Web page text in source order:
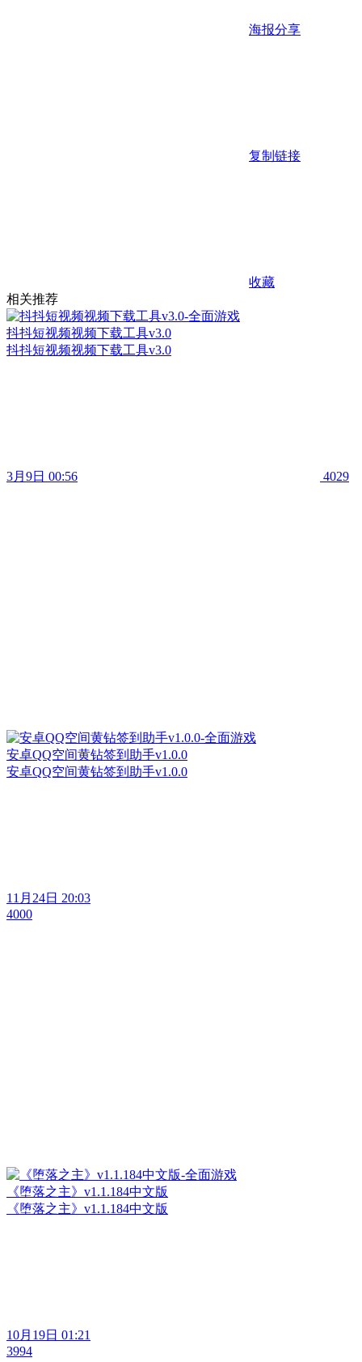
海报分享
复制链接
收藏
相关推荐
抖抖短视频视频下载工具v3.0
抖抖短视频视频下载工具v3.0
3月9日 00:56 4029
安卓QQ空间黄钻签到助手v1.0.0
安卓QQ空间黄钻签到助手v1.0.0
11月24日 20:03
4000
《堕落之主》v1.1.184中文版
《堕落之主》v1.1.184中文版
10月19日 01:21
3994